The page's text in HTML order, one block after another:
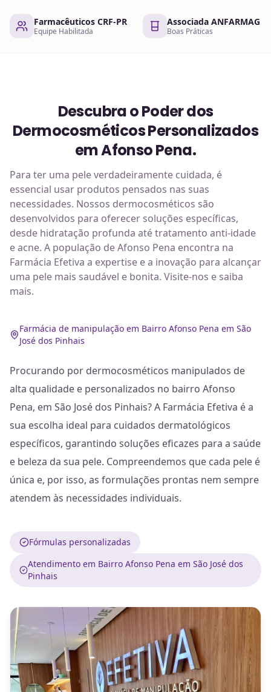
Farmacêuticos CRF-PR
Equipe Habilitada
Associada ANFARMAG
Boas Práticas
Descubra o Poder dos
Dermocosméticos Personalizados
em Afonso Pena.
Para ter uma pele verdadeiramente cuidada, é
essencial usar produtos pensados nas suas
necessidades. Nossos dermocosméticos são
desenvolvidos para oferecer soluções específicas,
desde hidratação profunda até tratamento anti-idade
e acne. A população de Afonso Pena encontra na
Farmácia Efetiva a expertise e a inovação para alcançar
uma pele mais saudável e bonita. Visite-nos e saiba
mais.
Farmácia de manipulação em Bairro Afonso Pena em São
José dos Pinhais
Procurando por dermocosméticos manipulados de
alta qualidade e personalizados no bairro Afonso
Pena, em São José dos Pinhais? A Farmácia Efetiva é a
sua escolha ideal para cuidados dermatológicos
específicos, garantindo soluções eficazes para a saúde
e beleza da sua pele. Compreendemos que cada pele é
única e, por isso, as formulações prontas nem sempre
atendem às necessidades individuais.
Fórmulas personalizadas
Atendimento em Bairro Afonso Pena em São José dos
Pinhais